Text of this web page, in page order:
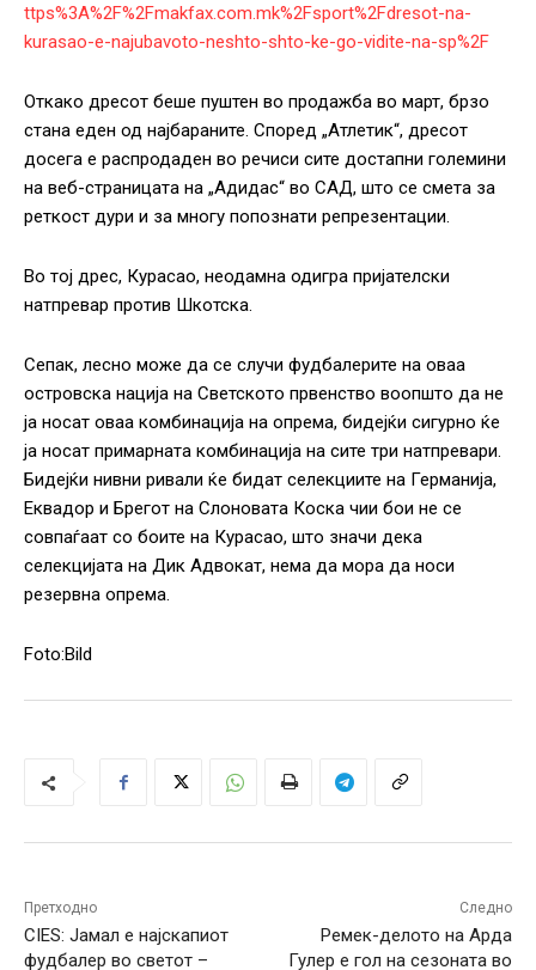
ttps%3A%2F%2Fmakfax.com.mk%2Fsport%2Fdresot-na-
kurasao-e-najubavoto-neshto-shto-ke-go-vidite-na-sp%2F
Откако дресот беше пуштен во продажба во март, брзо
стана еден од најбараните. Според „Атлетик“, дресот
досега е распродаден во речиси сите достапни големини
на веб-страницата на „Адидас“ во САД, што се смета за
реткост дури и за многу попознати репрезентации.
Во тој дрес, Курасао, неодамна одигра пријателски
натпревар против Шкотска.
Сепак, лесно може да се случи фудбалерите на оваа
островска нација на Светското првенство воопшто да не
ја носат оваа комбинација на опрема, бидејќи сигурно ќе
ја носат примарната комбинација на сите три натпревари.
Бидејќи нивни ривали ќе бидат селекциите на Германија,
Еквадор и Брегот на Слоновата Коска чии бои не се
совпаѓаат со боите на Курасао, што значи дека
селекцијата на Дик Адвокат, нема да мора да носи
резервна опрема.
Foto:Bild
Претходно
CIES: Јамал е најскапиот
фудбалер во светот –
Следно
Ремек-делото на Арда
Гулер е гол на сезоната во